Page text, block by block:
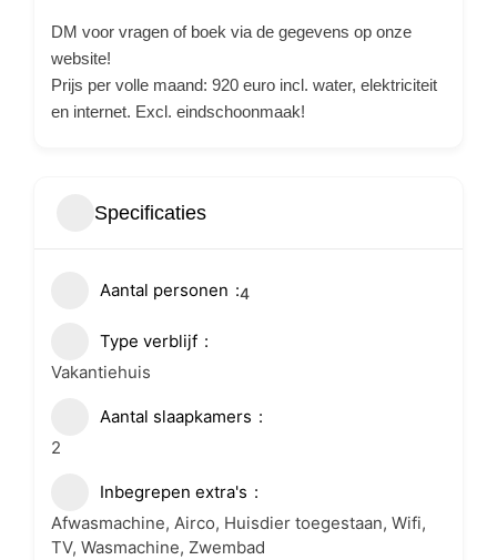
DM voor vragen of boek via de gegevens op onze
website!
Prijs per volle maand: 920 euro incl. water, elektriciteit
en internet. Excl. eindschoonmaak!
Specificaties
Aantal personen 4
Type verblijf
Vakantiehuis
Aantal slaapkamers
2
Inbegrepen extra's
Afwasmachine, Airco, Huisdier toegestaan, Wifi,
TV, Wasmachine, Zwembad